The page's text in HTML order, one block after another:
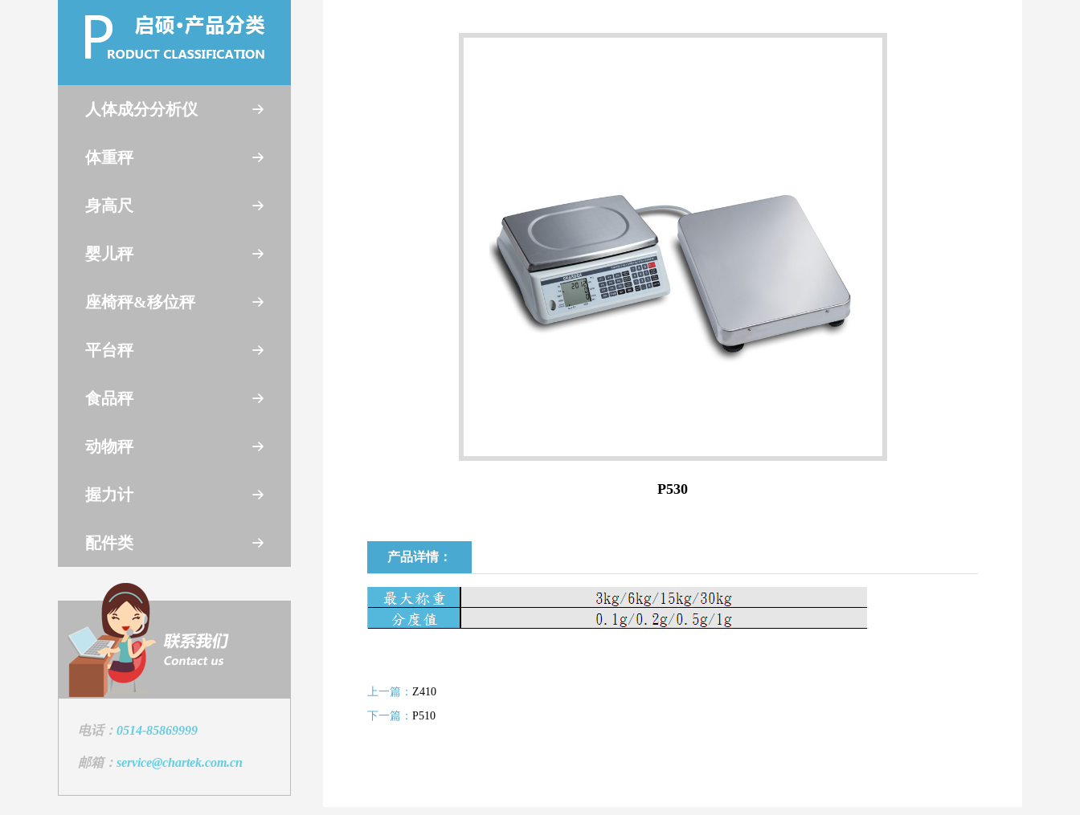
人体成分分析仪
体重秤
身高尺
婴儿秤
座椅秤&移位秤
平台秤
食品秤
动物秤
握力计
配件类
电话： 0514-85869999
邮箱： service@chartek.com.cn
P530
产品详情：
上一篇： Z410
下一篇： P510